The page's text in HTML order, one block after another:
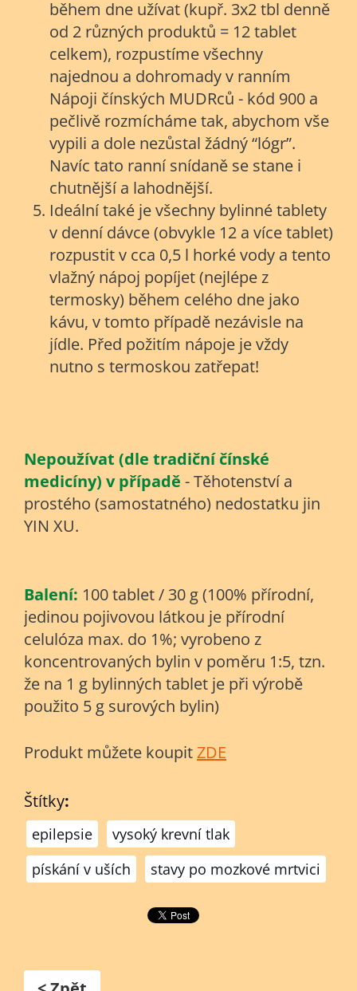
během dne užívat (kupř. 3x2 tbl denně
od 2 různých produktů = 12 tablet
celkem), rozpustíme všechny
najednou a dohromady v ranním
Nápoji čínských MUDRců - kód 900 a
pečlivě rozmícháme tak, abychom vše
vypili a dole nezůstal žádný “lógr”.
Navíc tato ranní snídaně se stane i
chutnější a lahodnější.
Ideální také je všechny bylinné tablety
v denní dávce (obvykle 12 a více tablet)
rozpustit v cca 0,5 l horké vody a tento
vlažný nápoj popíjet (nejlépe z
termosky) během celého dne jako
kávu, v tomto případě nezávisle na
jídle. Před požitím nápoje je vždy
nutno s termoskou zatřepat!
Nepoužívat (dle tradiční čínské
medicíny) v případě - Těhotenství a
prostého (samostatného) nedostatku jin
YIN XU.
Balení: 100 tablet / 30 g (100% přírodní,
jedinou pojivovou látkou je přírodní
celulóza max. do 1%; vyrobeno z
koncentrovaných bylin v poměru 1:5, tzn.
že na 1 g bylinných tablet je při výrobě
použito 5 g surových bylin)
Produkt můžete koupitZDE
Štítky:
epilepsie
vysoký krevní tlak
pískání v uších
stavy po mozkové mrtvici